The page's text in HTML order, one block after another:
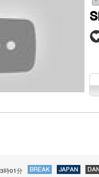
時01分 BREAK JAPAN